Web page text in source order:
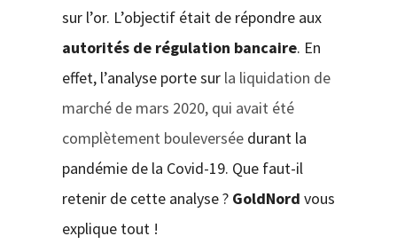
sur l’or. L’objectif était de répondre aux
autorités de régulation bancaire. En
effet, l’analyse porte sur la liquidation de
marché de mars 2020, qui avait été
complètement bouleversée durant la
pandémie de la Covid-19. Que faut-il
retenir de cette analyse ? GoldNord vous
explique tout !